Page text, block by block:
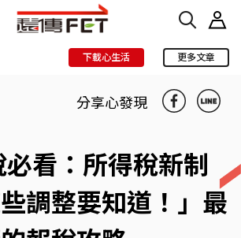
下載心生活 更多文章
分享心發現
看：所得稅新制
調整要知道！」最